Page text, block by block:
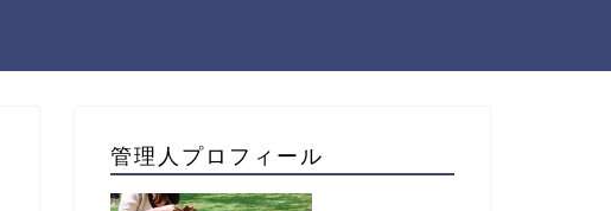
管理人プロフィール